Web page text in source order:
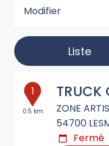
Modifier
Liste
1
0.5 km
TRUCK
ZONE
54700
Fermé